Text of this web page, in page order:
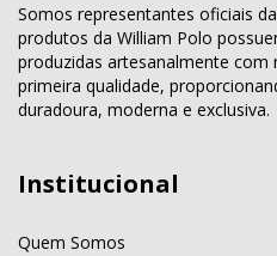
Somos representantes oficiais
produtos da William Polo
produzidas artesanalmente com
primeira qualidade,
duradoura, moderna e exclusiva.
Institucional
Quem Somos